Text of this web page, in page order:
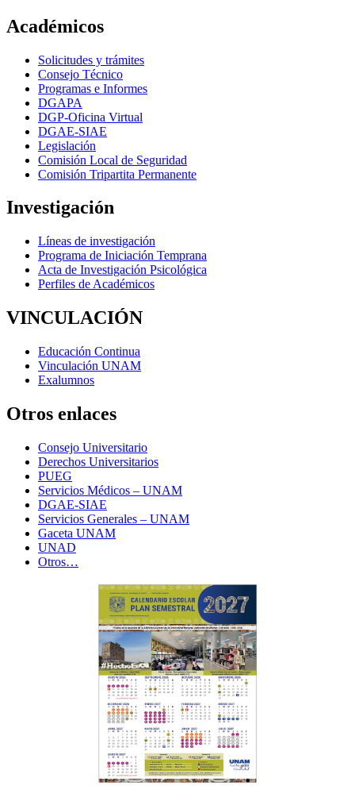
Académicos
Solicitudes y trámites
Consejo Técnico
Programas e Informes
DGAPA
DGP-Oficina Virtual
DGAE-SIAE
Legislación
Comisión Local de Seguridad
Comisión Tripartita Permanente
Investigación
Líneas de investigación
Programa de Iniciación Temprana
Acta de Investigación Psicológica
Perfiles de Académicos
VINCULACIÓN
Educación Continua
Vinculación UNAM
Exalumnos
Otros enlaces
Consejo Universitario
Derechos Universitarios
PUEG
Servicios Médicos – UNAM
DGAE-SIAE
Servicios Generales – UNAM
Gaceta UNAM
UNAD
Otros…